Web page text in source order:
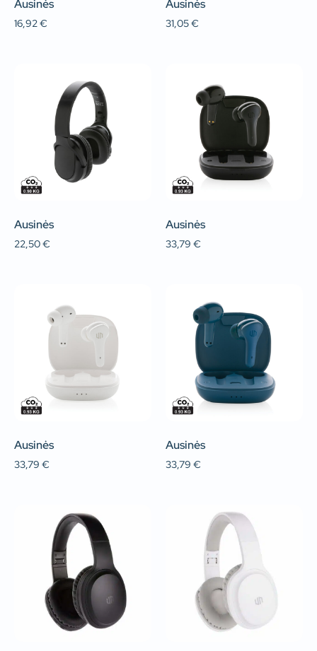
Ausinės
16,92€
Ausinės
31,05€
Ausinės
22,50€
Ausinės
33,79 €
Ausinės
33,79 €
Ausinės
33,79 €